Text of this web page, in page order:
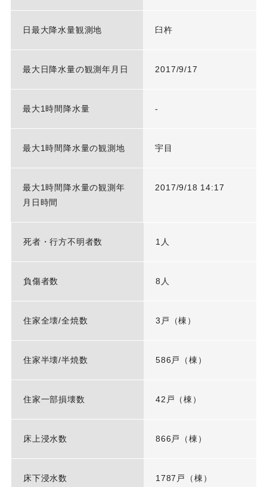
日最大降水量観測地 臼杵
最大日降水量の観測年月日 2017/9/17
最大1時間降水量 -
最大1時間降水量の観測地 宇目
最大1時間降水量の観測年
月日時間
2017/9/18 14:17
死者・行方不明者数 1人
負傷者数 8人
住家全壊/全焼数 3戸（棟）
住家半壊/半焼数 586戸（棟）
住家一部損壊数 42戸（棟）
床上浸水数 866戸（棟）
床下浸水数 1787戸（棟）